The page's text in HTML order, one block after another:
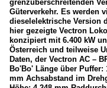
grenzüberschreitenden
Güterverkehr. Es werden
dieselelektrische Version
hier gezeigte Vectron
konzipiert mit 6.400 kW
Österreich und teilweise
Daten, der Vectron AC –
Bo'Bo' Länge über Puffer:
mm Achsabstand im